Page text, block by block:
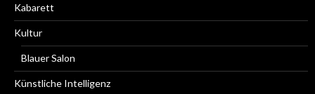
Kabarett
Kultur
Blauer Salon
Künstliche Intelligenz